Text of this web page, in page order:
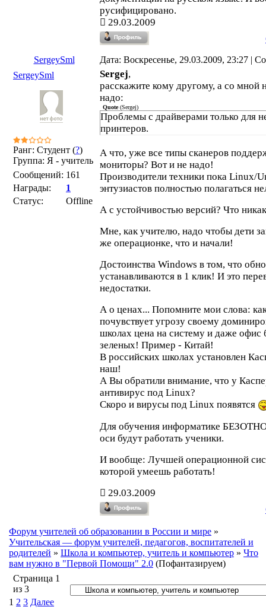
русифицировано.
29.03.2009
SergeySml
Дата: Воскресенье, 29.03.2009, 23:27 |
SergeySml
Ранг: Студент (?)
Группа: Я - учитель
Сообщений: 161
Награды:
1
Статус:
Offline
Sergej,
расскажите кому другому, а со мной
надо:
Quote(Sergej)
Проблемы с драйверами только для
принтеров.
А что, уже все типы сканеров
мониторы? Вот и не надо!
Производители техники пока Linux/
энтузиастов полностью полагаться
А с устойчивостью версий? Что
Мне, как учителю, надо чтобы дети
же операционке, что и начали!
Достоинства Windows в том, что
устанавливаются в 1 клик! И это
недостатки.
А о ценах... Попомните мои слова:
почувствует угрозу своему
школах цена на систему и даже офис
зеленых! Пример - Китай!
В российских школах установлен
наш!
А Вы обратили внимание, что у
антивирус под Linux?
Скоро и вирусы под Linux появятся
Для обучения информатике
оси будут работать ученики.
И вообще: Лучшей операционной
которой умеешь работать!
29.03.2009
Форум учителей об образовании в России и мире »
Учительская — форум учителей, педагогов, воспитателей и
родителей » Школа и компьютер, учитель и компьютер » Что
вам нужно в "Первой Помощи" 2.0 (Пофантазируем)
Страница 1
из 3
1 2 3 Далее